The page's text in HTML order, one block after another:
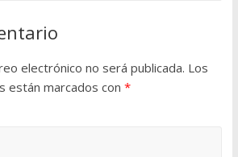
electrónico no será publicada. Los
están marcados con *